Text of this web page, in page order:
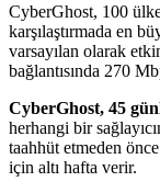
CyberGhost, 100
karşılaştırmada en
varsayılan olarak
bağlantısında 270
CyberGhost, 45
herhangi bir
taahhüt etmeden
için altı hafta verir.